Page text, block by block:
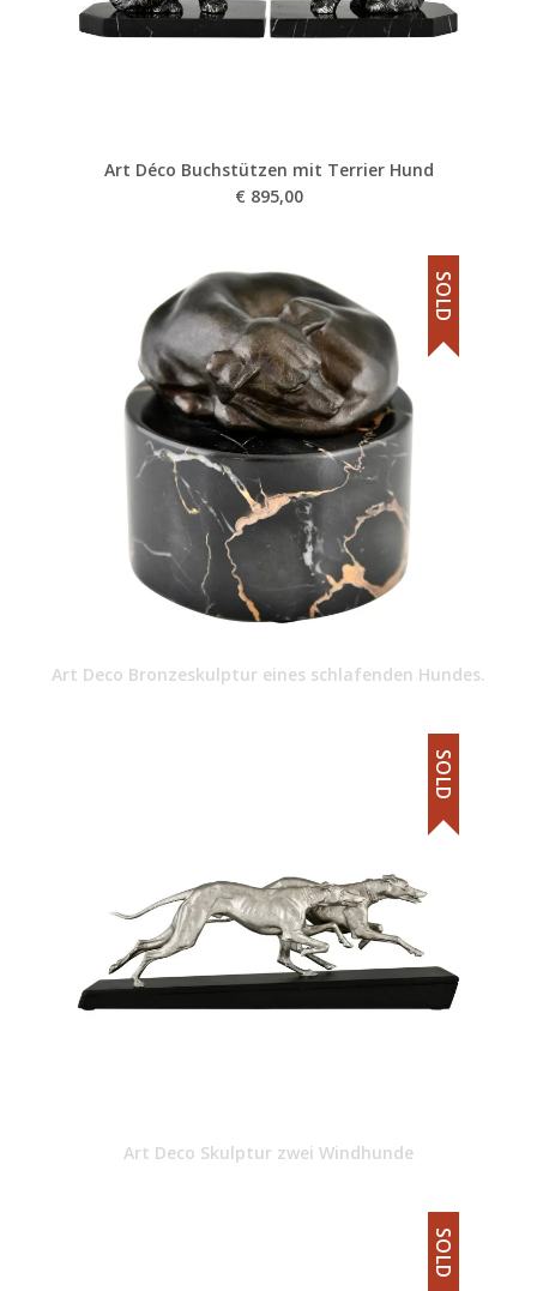
Art Déco Buchstützen mit Terrier Hund
€ 895,00
Art Deco Bronzeskulptur eines schlafenden Hundes.
SOLD
Art Deco Skulptur zwei Windhunde
SOLD
SOLD